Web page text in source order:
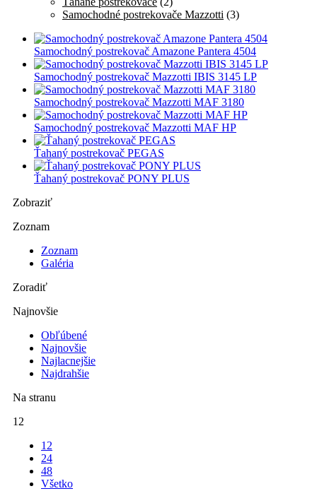
Samochodné postrekovače Mazzotti (3)
Samochodný postrekovač Amazone Pantera 4504
Samochodný postrekovač Mazzotti IBIS 3145 LP
Samochodný postrekovač Mazzotti MAF 3180
Samochodný postrekovač Mazzotti MAF HP
Ťahaný postrekovač PEGAS
Ťahaný postrekovač PONY PLUS
Zobraziť
Zoznam
Zoznam
Galéria
Zoradiť
Najnovšie
Obľúbené
Najnovšie
Najlacnejšie
Najdrahšie
Na stranu
12
12
24
48
Všetko